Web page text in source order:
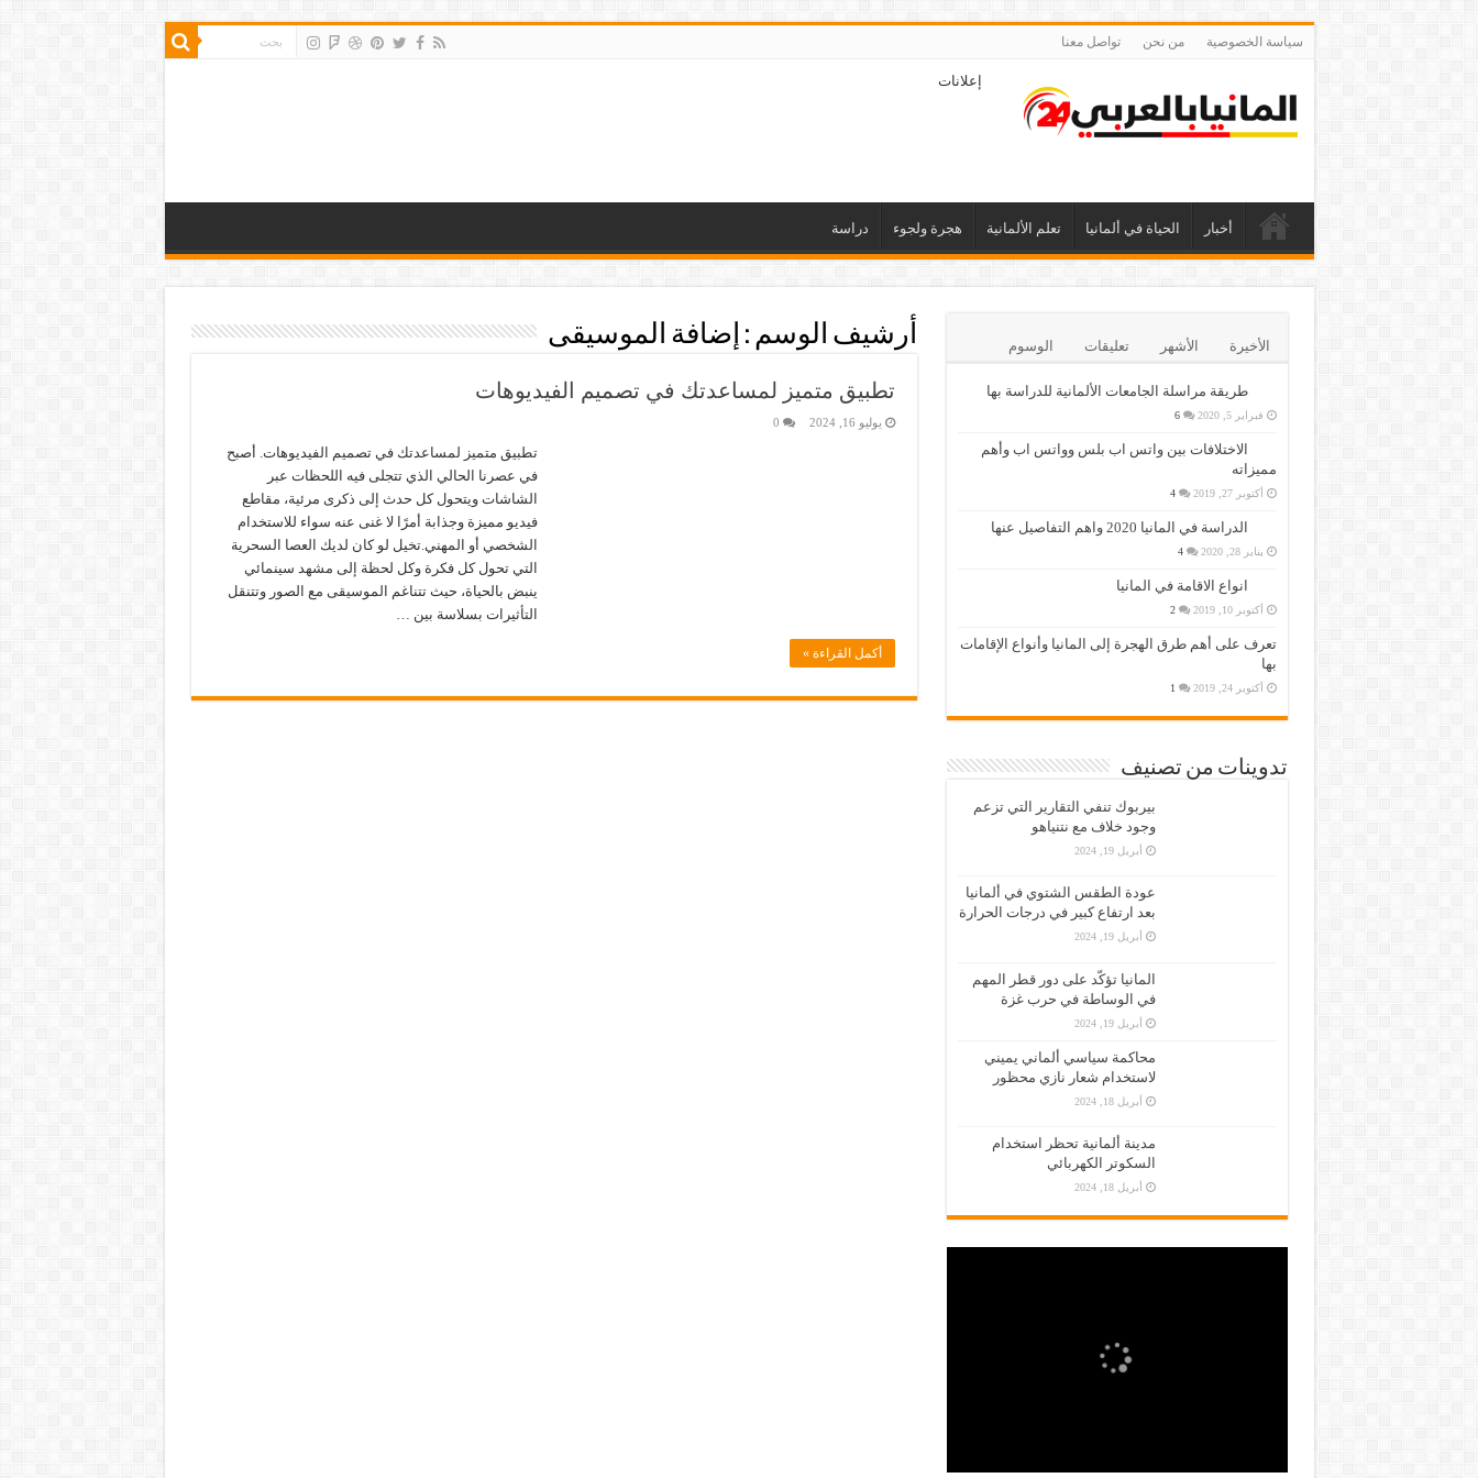
سياسة الخصوصية من نحن تواصل معنا
إعلانات
أخبار الحياة في ألمانيا تعلم الألمانية هجرة ولجوء دراسة
أرشيف الوسم : إضافة الموسيقى
تطبيق متميز لمساعدتك في تصميم الفيديوهات
يوليو 16, 2024 0
تطبيق متميز لمساعدتك في تصميم الفيديوهات. أصبح
في عصرنا الحالي الذي تتجلى فيه اللحظات عبر
الشاشات ويتحول كل حدث إلى ذكرى مرئية، مقاطع
فيديو مميزة وجذابة أمرًا لا غنى عنه سواء للاستخدام
الشخصي أو المهني.تخيل لو كان لديك العصا السحرية
التي تحول كل فكرة وكل لحظة إلى مشهد سينمائي
ينبض بالحياة، حيث تتناغم الموسيقى مع الصور وتتنقل
التأثيرات بسلاسة بين …
أكمل القراءة »
الأخيرة الأشهر تعليقات الوسوم
طريقة مراسلة الجامعات الألمانية للدراسة بها
فبراير 5, 2020 6
الاختلافات بين واتس اب بلس وواتس اب وأهم
مميزاته
أكتوبر 27, 2019 4
الدراسة في المانيا 2020 واهم التفاصيل عنها
يناير 28, 2020 4
انواع الاقامة في المانيا
أكتوبر 10, 2019 2
تعرف على أهم طرق الهجرة إلى المانيا وأنواع الإقامات
بها
أكتوبر 24, 2019 1
تدوينات من تصنيف
بيربوك تنفي التقارير التي تزعم
وجود خلاف مع نتنياهو
أبريل 19, 2024
عودة الطقس الشتوي في ألمانيا
بعد ارتفاع كبير في درجات الحرارة
أبريل 19, 2024
المانيا تؤكّد على دور قطر المهم
في الوساطة في حرب غزة
أبريل 19, 2024
محاكمة سياسي ألماني يميني
لاستخدام شعار نازي محظور
أبريل 18, 2024
مدينة ألمانية تحظر استخدام
السكوتر الكهربائي
أبريل 18, 2024